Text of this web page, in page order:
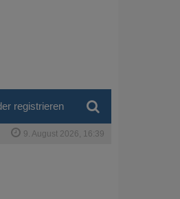
registrieren
9. August 2026, 16:39